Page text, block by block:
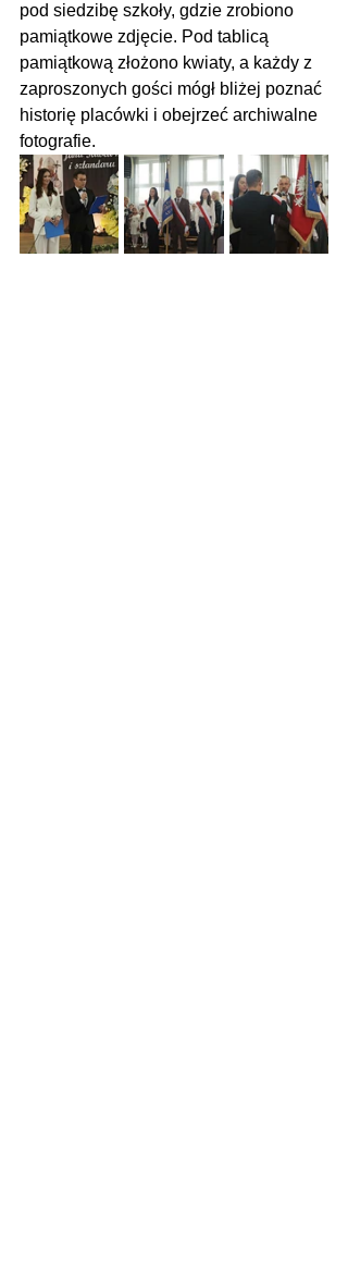
pod siedzibę szkoły, gdzie zrobiono
pamiątkowe zdjęcie. Pod tablicą
pamiątkową złożono kwiaty, a każdy z
zaproszonych gości mógł bliżej poznać
historię placówki i obejrzeć archiwalne
fotografie.